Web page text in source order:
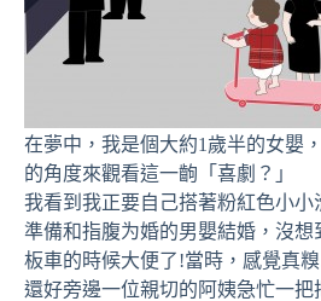
在夢中，我是個大約1歲半的女嬰
的角度來觀看這一齣「喜劇？」
我看到我正要自己搭著粉紅色小小
準備和指腹为婚的男嬰結婚，沒想
板車的時候大便了!當時，感覺真
還好旁邊一位親切的阿姨急忙一把